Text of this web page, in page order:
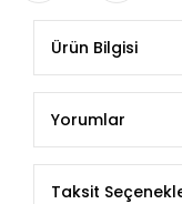
Ürün Bilgisi
Yorumlar
Taksit